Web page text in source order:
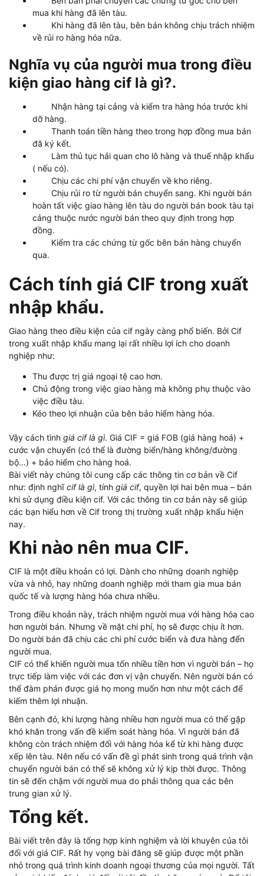
mua khi hàng đã lên tàu.
Khi hàng đã lên tàu, bên bán không chịu trách nhiệm
về rủi ro hàng hóa nữa.
Nghĩa vụ của người mua trong điều
kiện giao hàng cif là gì?.
Nhận hàng tại cảng và kiểm tra hàng hóa trước khi
dỡ hàng.
Thanh toán tiền hàng theo trong hợp đồng mua bán
đã ký kết.
Làm thủ tục hải quan cho lô hàng và thuế nhập khẩu
( nếu có).
Chịu các chi phí vận chuyển về kho riêng.
Chịu rủi ro từ người bán chuyển sang. Khi người bán
hoàn tất việc giao hàng lên tàu do người bán book tàu tại
cảng thuộc nước người bán theo quy định trong hợp
đồng.
Kiểm tra các chứng từ gốc bên bán hàng chuyển
qua.
Cách tính giá CIF trong xuất
nhập khẩu.
Giao hàng theo điều kiện của cif ngày càng phổ biến. Bởi Cif
trong xuất nhập khẩu mang lại rất nhiều lợi ích cho doanh
nghiệp như:
Thu được trị giá ngoại tệ cao hơn.
Chủ động trong việc giao hàng mà không phụ thuộc vào
việc điều tàu.
Kéo theo lợi nhuận của bên bảo hiểm hàng hóa.
Vậy cách tình giá cif là gì. Giá CIF = giá FOB (giá hàng hoá) +
cước vận chuyển (có thể là đường biển/hàng không/đường
bộ…) + bảo hiểm cho hàng hoá.
Bài viết này chúng tôi cung cấp các thông tin cơ bản về Cif
như: định nghĩcif là gì, tính giá cif, quyền lợi hai bên mua – bán
khi sử dụng điều kiện cif. Với các thông tin cơ bản này sẽ giúp
các bạn hiểu hơn về Cif trong thị trường xuất nhập khẩu hiện
nay.
Khi nào nên mua CIF.
CIF là một điều khoản có lợi. Dành cho những doanh nghiệp
vừa và nhỏ, hay những doanh nghiệp mới tham gia mua bán
quốc tế và lượng hàng hóa chưa nhiều.
Trong điều khoản này, trách nhiệm người mua với hàng hóa cao
hơn người bán. Nhưng về mặt chi phí, họ sẽ được chịu ít hơn.
Do người bán đã chịu các chi phí cước biển và đưa hàng đến
người mua.
CIF có thể khiến người mua tốn nhiều tiền hơn vì người bán – họ
trực tiếp làm việc với các đơn vị vận chuyển. Nên người bán có
thể đàm phán được giá họ mong muốn hơn như một cách để
kiếm thêm lợi nhuận.
Bên cạnh đó, khi lượng hàng nhiều hơn người mua có thể gặp
khó khăn trong vấn đề kiểm soát hàng hóa. Vì người bán đã
không còn trách nhiệm đối với hàng hóa kể từ khi hàng được
xếp lên tàu. Nên nếu có vấn đề gì phát sinh trong quá trình vận
chuyển người bán có thể sẽ không xử lý kịp thời được. Thông
tin sẽ đến chậm với người mua do phải thông qua các bên
trung gian xử lý.
Tổng kết.
Bài viết trên đây là tổng hợp kinh nghiệm và lời khuyên của tôi
đối với giá CIF. Rất hy vọng bài đăng sẽ giúp được một phần
nhỏ trong quá trình kinh doanh ngoại thương của mọi người. Tất